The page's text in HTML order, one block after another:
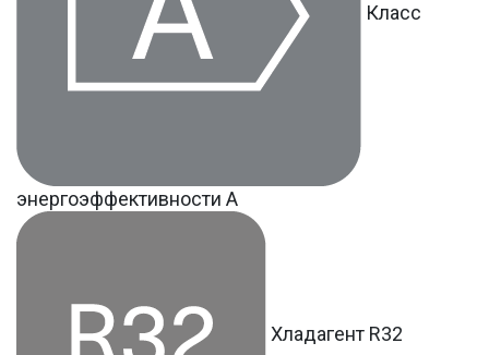
Класс
энергоэффективности A
Хладагент R32